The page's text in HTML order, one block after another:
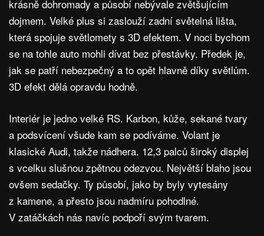
krásně dohromady a působí nebývale zvětšujícím
dojmem. Velké plus si zaslouží zadní světelná lišta,
která spojuje světlomety s 3D efektem. V noci bychom
se na tohle auto mohli dívat bez přestávky. Předek je,
jak se patří nebezpečný a to opět hlavně díky světlům.
3D efekt dělá opravdu hodně.
Interiér je jedno velké RS. Karbon, kůže, sekané tvary
a podsvícení všude kam se podíváme. Volant je
klasické Audi, takže nádhera. 12,3 palců široký displej
s vcelku slušnou zpětnou odezvou. Největší blaho jsou
ovšem sedačky. Ty působí, jako by byly vytesány
z kamene, a přesto jsou nadmíru pohodlné.
V zatáčkách nás navíc podpoří svým tvarem.